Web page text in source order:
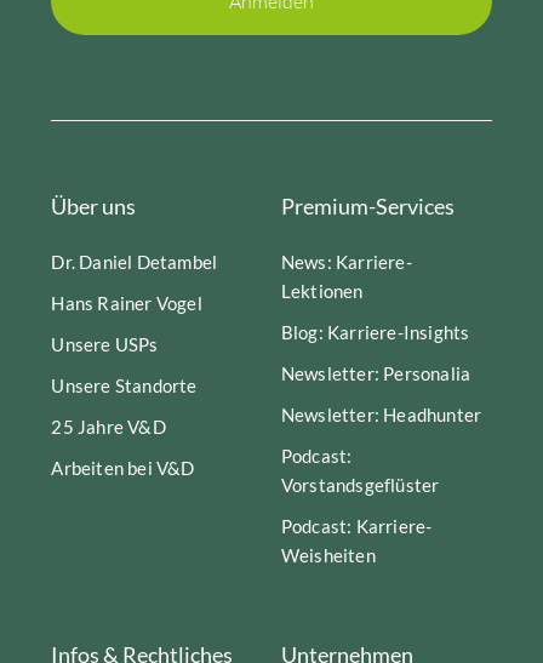
Über uns
Dr. Daniel Detambel
Hans Rainer Vogel
Unsere USPs
Unsere Standorte
25 Jahre V&D
Arbeiten bei V&D
Premium-Services
News: Karriere-
Lektionen
Blog: Karriere-Insights
Newsletter: Personalia
Newsletter: Headhunter
Podcast:
Vorstandsgeflüster
Podcast: Karriere-
Weisheiten
Infos & Rechtliches Unternehmen